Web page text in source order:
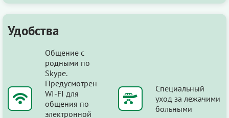
Удобства
Общение с
родными по
Skype.
Предусмотрен
WI-FI для
общения по
электронной
Специальный
уход за лежачими
больными